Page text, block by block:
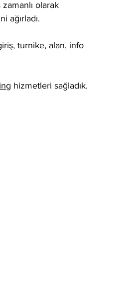
olarak
ağırladı.
turnike, alan, info
hizmetleri sağladık.